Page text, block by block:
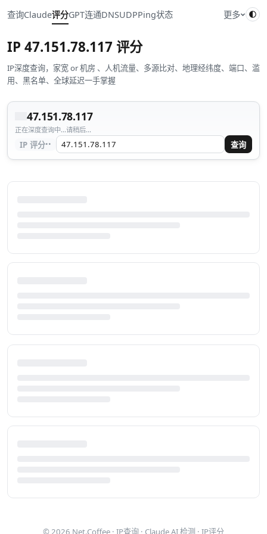
查询Claude评分GPT连通DNSUDPPing状态 更多
IP 47.151.78.117 评分
IP深度查询，家宽 or 机房 、人机流量、多源比对、地理经纬度、端口、滥
用、黑名单、全球延迟一手掌握
47.151.78.117
正在深度查询中...请稍后...
IP 评分·· 查询
© 2026 Net.Coffee · IP查询 · Claude AI 检测 · IP评分